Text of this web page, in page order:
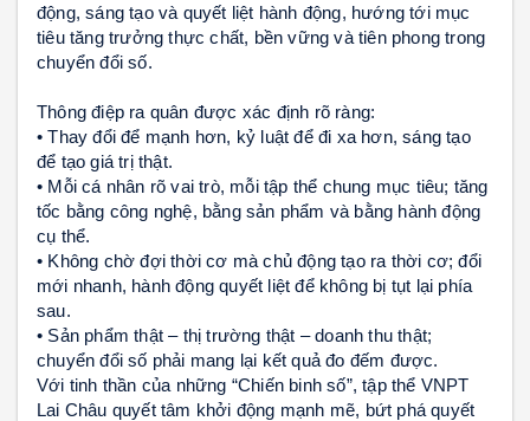
động, sáng tạo và quyết liệt hành động, hướng tới mục
tiêu tăng trưởng thực chất, bền vững và tiên phong trong
chuyển đổi số.
Thông điệp ra quân được xác định rõ ràng:
• Thay đổi để mạnh hơn, kỷ luật để đi xa hơn, sáng tạo
để tạo giá trị thật.
• Mỗi cá nhân rõ vai trò, mỗi tập thể chung mục tiêu; tăng
tốc bằng công nghệ, bằng sản phẩm và bằng hành động
cụ thể.
• Không chờ đợi thời cơ mà chủ động tạo ra thời cơ; đổi
mới nhanh, hành động quyết liệt để không bị tụt lại phía
sau.
• Sản phẩm thật – thị trường thật – doanh thu thật;
chuyển đổi số phải mang lại kết quả đo đếm được.
Với tinh thần của những “Chiến binh số”, tập thể VNPT
Lai Châu quyết tâm khởi động mạnh mẽ, bứt phá quyết